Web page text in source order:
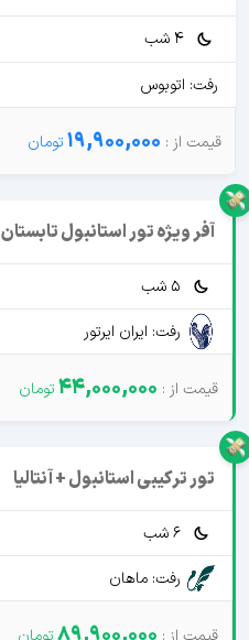
4 شب
رفت: اتوبوس
19,900,000
آفر ویژه تور استانبول تابستان 1405
5 شب
رفت: ایران ایرتور
44,000,000
تور ترکیبی استانبول + آنتالیا
6 شب
رفت: ماهان